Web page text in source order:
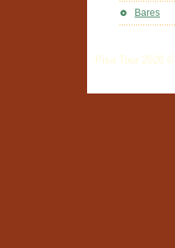
Bares
Pisa Tour 2026 ©